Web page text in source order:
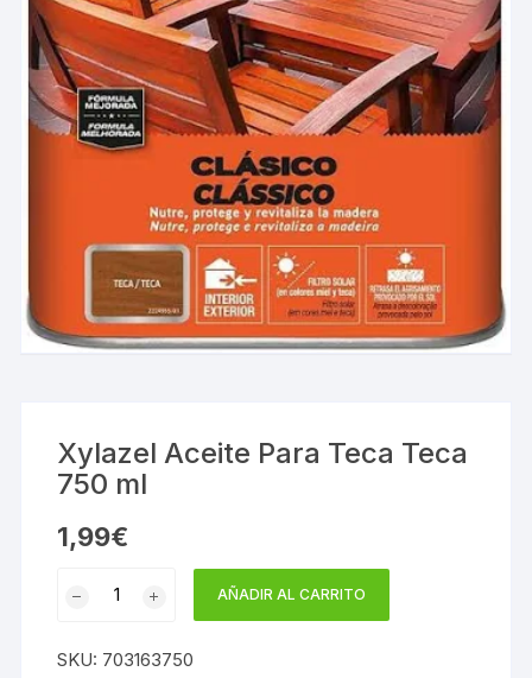
Xylazel Aceite Para Teca Teca
750 ml
1,99€
Teca
AÑADIR AL CARRITO
SKU: 703163750